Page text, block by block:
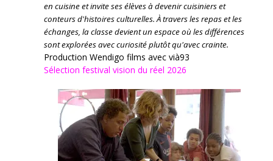
en cuisine et invite ses élèves à devenir cuisiniers et
conteurs d'histoires culturelles.À travers les repas et les
échanges, la classe devient un espace où les différences
sont explorées avec curiosité plutôt qu'avec crainte.
Production Wendigo films avec vià93
Sélection festival vision du réel 2026